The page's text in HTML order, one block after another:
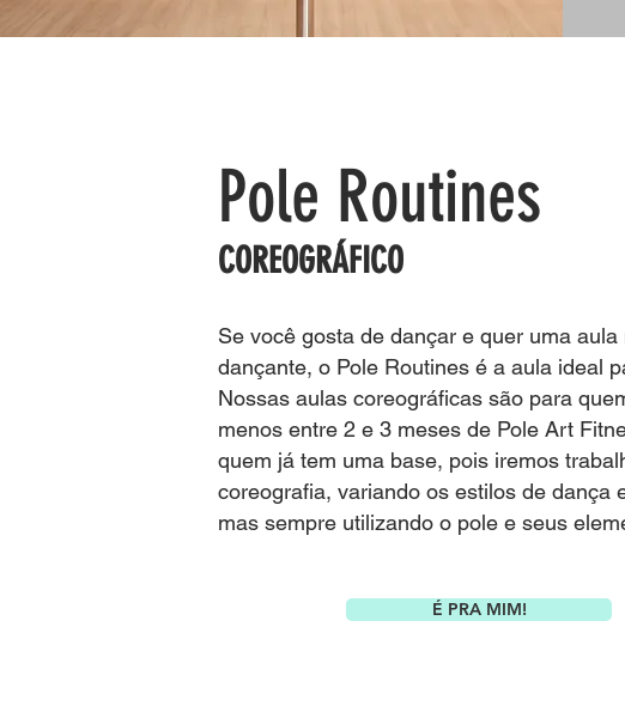
Pole Routines
COREOGRÁFICO
Se você gosta de dançar e quer uma aula
dançante, o Pole Routines é a aula ideal
Nossas aulas coreográficas são para
menos entre 2 e 3 meses de Pole Art
quem já tem uma base, pois iremos
coreografia, variando os estilos de dança
mas sempre utilizando o pole e seus
É PRA MIM!